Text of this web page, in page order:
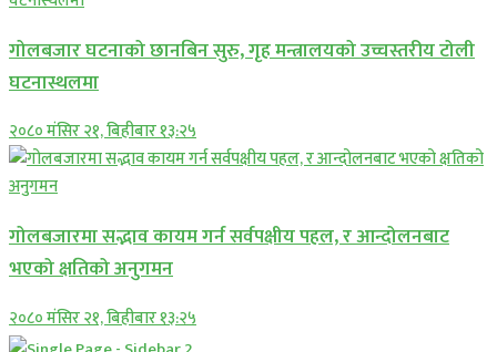
गोलबजार घटनाको छानबिन सुरु, गृह मन्त्रालयको उच्चस्तरीय टोली
घटनास्थलमा
२०८० मंसिर २१, बिहीबार १३:२५
गोलबजारमा सद्भाव कायम गर्न सर्वपक्षीय पहल, र आन्दोलनबाट
भएको क्षतिको अनुगमन
२०८० मंसिर २१, बिहीबार १३:२५